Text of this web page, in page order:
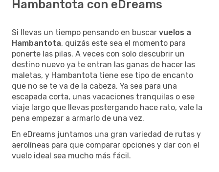
Hambantota con eDreams
Si llevas un tiempo pensando en buscar vuelos a
Hambantota, quizás este sea el momento para
ponerte las pilas. A veces con solo descubrir un
destino nuevo ya te entran las ganas de hacer las
maletas, y Hambantota tiene ese tipo de encanto
que no se te va de la cabeza. Ya sea para una
escapada corta, unas vacaciones tranquilas o ese
viaje largo que llevas postergando hace rato, vale la
pena empezar a armarlo de una vez.
En eDreams juntamos una gran variedad de rutas y
aerolíneas para que comparar opciones y dar con el
vuelo ideal sea mucho más fácil.